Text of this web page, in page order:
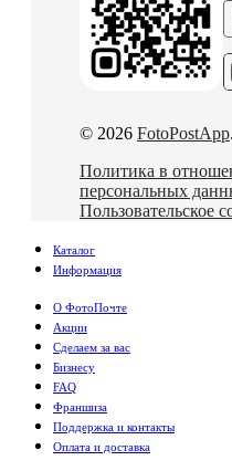
© 2026 FotoPostApp
Политика в
персональных
Пользовательское
Каталог
Информация
О ФотоПочте
Акции
Сделаем за вас
Бизнесу
FAQ
Франшиза
Поддержка и контакты
Оплата и доставка